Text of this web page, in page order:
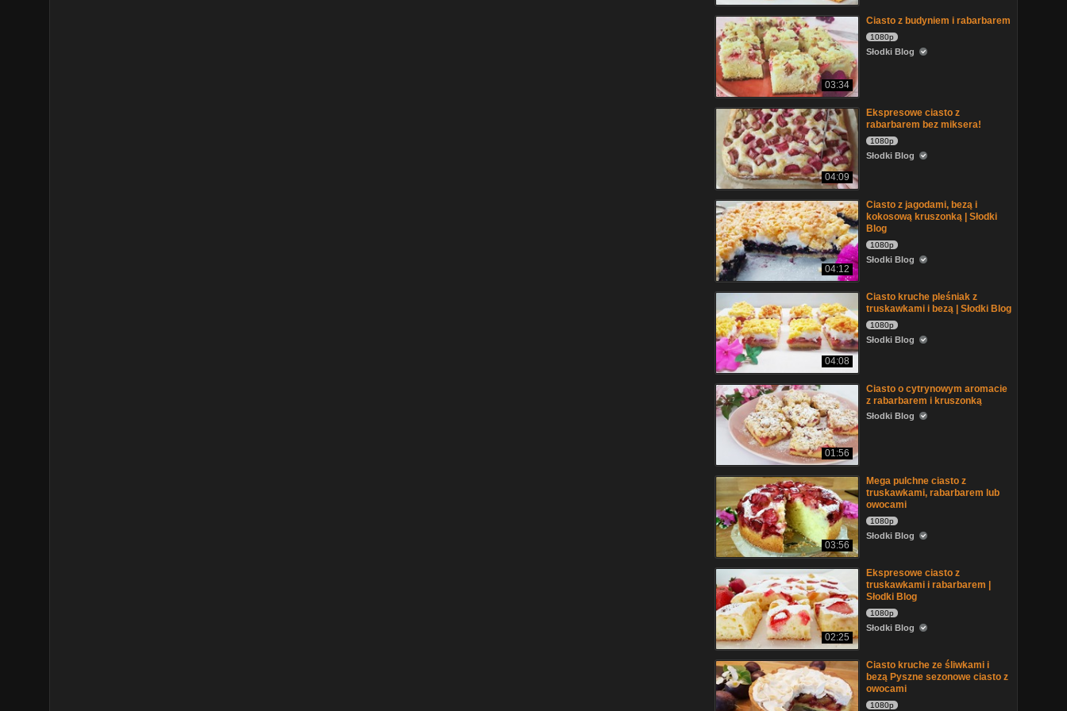
03:34
Ciasto z budyniem i rabarbarem
1080p
Słodki Blog
04:09
Ekspresowe ciasto z
rabarbarem bez miksera!
1080p
Słodki Blog
04:12
Ciasto z jagodami, bezą i
kokosową kruszonką | Słodki
Blog
1080p
Słodki Blog
04:08
Ciasto kruche pleśniak z
truskawkami i bezą | Słodki Blog
1080p
Słodki Blog
01:56
Ciasto o cytrynowym aromacie
z rabarbarem i kruszonką
Słodki Blog
03:56
Mega pulchne ciasto z
truskawkami, rabarbarem lub
owocami
1080p
Słodki Blog
02:25
Ekspresowe ciasto z
truskawkami i rabarbarem |
Słodki Blog
1080p
Słodki Blog
Ciasto kruche ze śliwkami i
bezą Pyszne sezonowe ciasto z
owocami
1080p